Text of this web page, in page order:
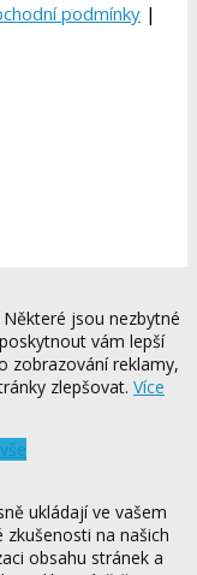
podmínky |
jsou nezbytné
vám lepší
zobrazování reklamy,
zlepšovat. Více
ukládají ve vašem
na našich
obsahu stránek a